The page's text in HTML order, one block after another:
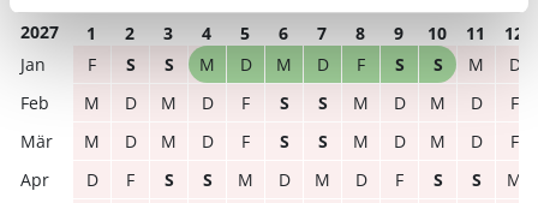
2027 1 2 3 4 5 6 7 8 9 10 11
12
F
S S M D M D F S S M
D
M
D M D F S S M D M D
F
M
D M D F S S M D M D
F
D
F S S M D M D F S S
M